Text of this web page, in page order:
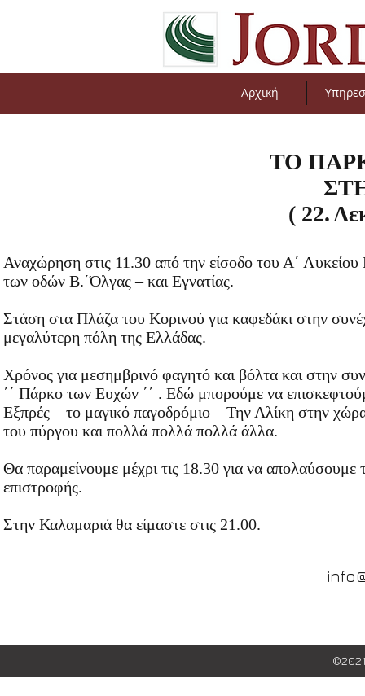
Αρχική
ΤΟ
( 22.
Αναχώρηση στις 11.30 από την είσοδο του Α΄
των οδών Β.΄Όλγας – και Εγνατίας.
Στάση στα Πλάζα του Κορινού για καφεδάκι στην
μεγαλύτερη πόλη της Ελλάδας.
Χρόνος για μεσημβρινό φαγητό και βόλτα και στην
΄΄ Πάρκο των Ευχών ΄΄ . Εδώ μπορούμε να
Εξπρές – το μαγικό παγοδρόμιο – Την Αλίκη στην
του πύργου και πολλά πολλά πολλά άλλα.
Θα παραμείνουμε μέχρι τις 18.30 για να
επιστροφής.
Στην Καλαμαριά θα είμαστε στις 21.00.
©2021